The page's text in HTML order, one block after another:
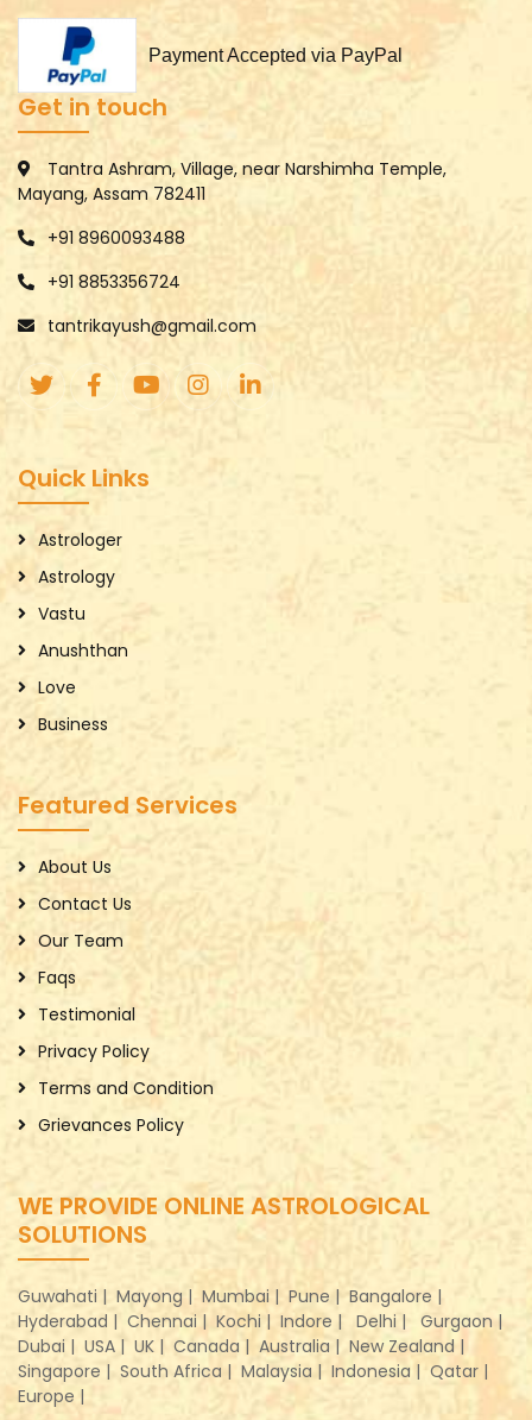
Payment Accepted via PayPal
Get in touch
Tantra Ashram, Village, near Narshimha Temple,
Mayang, Assam 782411
+91 8960093488
+91 8853356724
tantrikayush@gmail.com
Quick Links
Astrologer
Astrology
Vastu
Anushthan
Love
Business
Featured Services
About Us
Contact Us
Our Team
Faqs
Testimonial
Privacy Policy
Terms and Condition
Grievances Policy
WE PROVIDE ONLINE ASTROLOGICAL
SOLUTIONS
Guwahati | Mayong | Mumbai | Pune | Bangalore |
Hyderabad | Chennai | Kochi | Indore | Delhi |
Gurgaon |
Dubai | USA | UK | Canada | Australia | New Zealand |
Singapore | South Africa | Malaysia | Indonesia | Qatar |
Europe |